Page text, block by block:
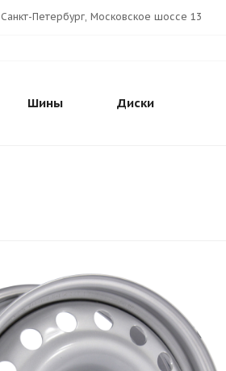
Санкт-Петербург, Московское шоссе 13
Шины Диски